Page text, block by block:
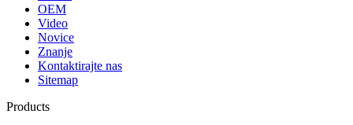
OEM
Video
Novice
Znanje
Kontaktirajte nas
Sitemap
Products